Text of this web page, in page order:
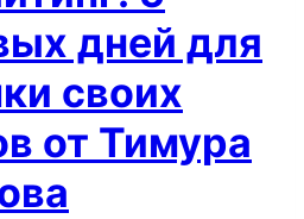
дней для
своих
от Тимура